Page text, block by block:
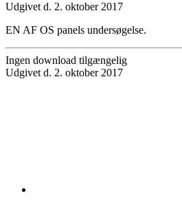
Udgivet d. 2. oktober 2017
EN AF OS panels undersøgelse.
Ingen download tilgængelig
Udgivet d. 2. oktober 2017